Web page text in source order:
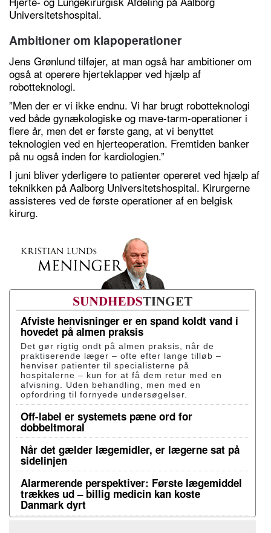
Universitetshospital.
Ambitioner om klapoperationer
Jens Grønlund tilføjer, at man også har ambitioner om
også at operere hjerteklapper ved hjælp af
robotteknologi.
”Men der er vi ikke endnu. Vi har brugt robotteknologi
ved både gynækologiske og mave-tarm-operationer i
flere år, men det er første gang, at vi benyttet
teknologien ved en hjerteoperation. Fremtiden banker
på nu også inden for kardiologien.”
I juni bliver yderligere to patienter opereret ved hjælp af
teknikken på Aalborg Universitetshospital. Kirurgerne
assisteres ved de første operationer af en belgisk
kirurg.
Afviste henvisninger er en spand koldt vand i
hovedet på almen praksis
Det gør rigtig ondt på almen praksis, når de
praktiserende læger – ofte efter lange tilløb –
henviser patienter til specialisterne på
hospitalerne – kun for at få dem retur med en
afvisning. Uden behandling, men med en
opfordring til fornyede undersøgelser.
Off-label er systemets pæne ord for
dobbeltmoral
Når det gælder lægemidler, er lægerne sat på
sidelinjen
Alarmerende perspektiver: Første lægemiddel
trækkes ud – billig medicin kan koste
Danmark dyrt